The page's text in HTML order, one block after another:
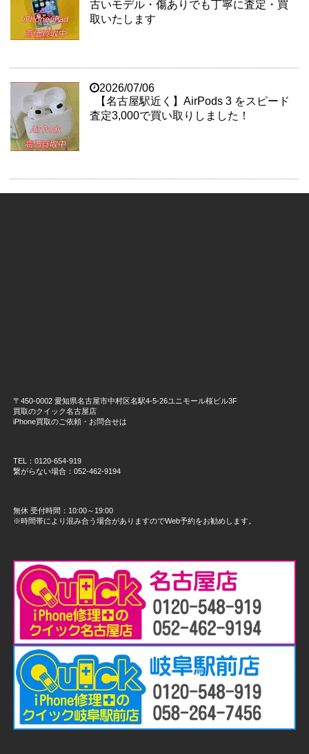
古いモデル・傷ありでも丁寧に査定・買
取いたします
2026/07/06
【名古屋駅近く】AirPods 3 をスピード
査定3,000で買い取りしました！
〒450-0002 愛知県名古屋市中村区名駅4-5-26ユニモール桜ビル3F
買取のクイック名古屋店
iPhone買取のご依頼・お問合せは
TEL：0120-654-919
繋がらない場合：052-462-9194
無休 受付時間：10:00～19:00
※時間帯により混み合う場合がありますのでWeb予約をお勧めします。